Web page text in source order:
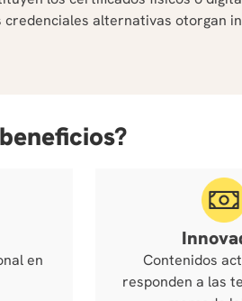
alternativas otorgan
en
Contenidos
responden a las